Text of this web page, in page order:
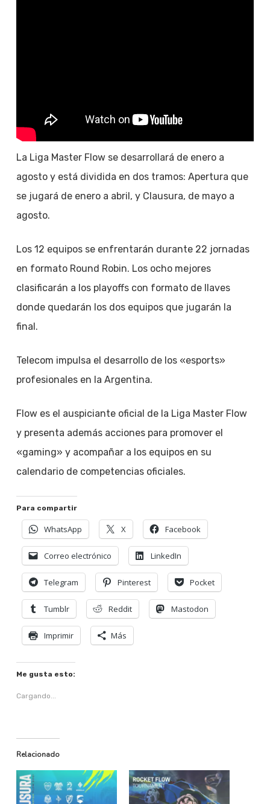
La Liga Master Flow se desarrollará de enero a
agosto y está dividida en dos tramos: Apertura que
se jugará de enero a abril, y Clausura, de mayo a
agosto.
Los 12 equipos se enfrentarán durante 22 jornadas
en formato Round Robin. Los ocho mejores
clasificarán a los playoffs con formato de llaves
donde quedarán los dos equipos que jugarán la
final.
Telecom impulsa el desarrollo de los «esports»
profesionales en la Argentina.
Flow es el auspiciante oficial de la Liga Master Flow
y presenta además acciones para promover el
«gaming» y acompañar a los equipos en su
calendario de competencias oficiales.
Para compartir
WhatsApp X Facebook
Correo electrónico LinkedIn
Telegram Pinterest Pocket
Tumblr Reddit Mastodon
Imprimir Más
Me gusta esto:
Cargando...
Relacionado